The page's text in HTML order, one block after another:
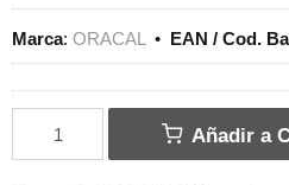
Marca: ORACAL• EAN / Cod.
Añadir a